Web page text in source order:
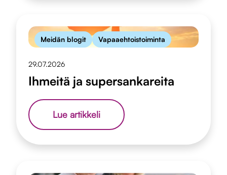
Meidän blogit Vapaaehtoistoiminta
29.07.2026
Ihmeitä ja supersankareita
Lue artikkeliIhmeitä
supersankareita